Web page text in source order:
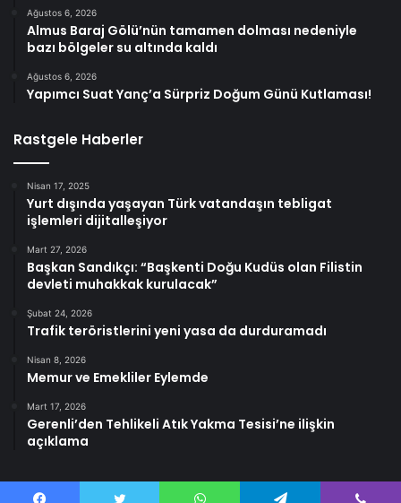
Ağustos 6, 2026
Almus Baraj Gölü’nün tamamen dolması nedeniyle
bazı bölgeler su altında kaldı
Ağustos 6, 2026
Yapımcı Suat Yanç’a Sürpriz Doğum Günü Kutlaması!
Rastgele Haberler
Nisan 17, 2025
Yurt dışında yaşayan Türk vatandaşın tebligat
işlemleri dijitalleşiyor
Mart 27, 2026
Başkan Sandıkçı: “Başkenti Doğu Kudüs olan Filistin
devleti muhakkak kurulacak”
Şubat 24, 2026
Trafik teröristlerini yeni yasa da durduramadı
Nisan 8, 2026
Memur ve Emekliler Eylemde
Mart 17, 2026
Gerenli’den Tehlikeli Atık Yakma Tesisi’ne ilişkin
açıklama